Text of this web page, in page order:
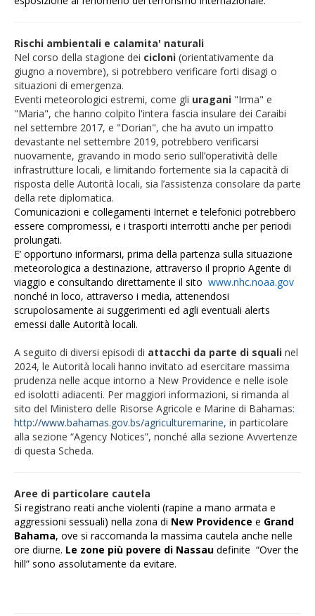
Rischi ambientali e calamita' naturali
Nel corso della stagione dei cicloni (orientativamente da
giugno a novembre), si potrebbero verificare forti disagi o
situazioni di emergenza.
Eventi meteorologici estremi, come gli uragani "Irma" e
"Maria", che hanno colpito l'intera fascia insulare dei Caraibi
nel settembre 2017, e "Dorian", che ha avuto un impatto
devastante nel settembre 2019, potrebbero verificarsi
nuovamente, gravando in modo serio sull’operatività delle
infrastrutture locali, e limitando fortemente sia la capacità di
risposta delle Autorità locali, sia l’assistenza consolare da parte
della rete diplomatica.
Comunicazioni e collegamenti Internet e telefonici potrebbero
essere compromessi, e i trasporti interrotti anche per periodi
prolungati.
E’ opportuno informarsi, prima della partenza sulla situazione
meteorologica a destinazione, attraverso il proprio Agente di
viaggio e consultando direttamente il sito www.nhc.noaa.gov
nonché in loco, attraverso i media, attenendosi
scrupolosamente ai suggerimenti ed agli eventuali alerts
emessi dalle Autorità locali.
A seguito di diversi episodi di attacchi da parte di squali nel
2024, le Autorità locali hanno invitato ad esercitare massima
prudenza nelle acque intorno a New Providence e nelle isole
ed isolotti adiacenti. Per maggiori informazioni, si rimanda al
sito del Ministero delle Risorse Agricole e Marine di Bahamas:
http://www.bahamas.gov.bs/agriculturemarine, in particolare
alla sezione “Agency Notices”, nonché alla sezione Avvertenze
di questa Scheda.
Aree di particolare cautela
Si registrano reati anche violenti (rapine a mano armata e
aggressioni sessuali) nella zona di New Providence e Grand
Bahama, ove si raccomanda la massima cautela anche nelle
ore diurne. Le zone più povere di Nassau definite “Over the
hill” sono assolutamente da evitare.